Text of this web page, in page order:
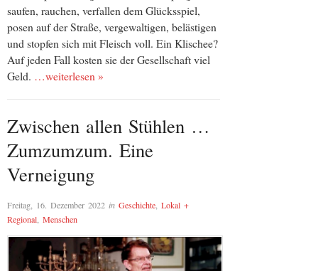
saufen, rauchen, verfallen dem Glücksspiel,
posen auf der Straße, vergewaltigen, belästigen
und stopfen sich mit Fleisch voll. Ein Klischee?
Auf jeden Fall kosten sie der Gesellschaft viel
Geld. …weiterlesen »
Zwischen allen Stühlen …
Zumzumzum. Eine
Verneigung
Freitag, 16. Dezember 2022 in Geschichte, Lokal +
Regional, Menschen